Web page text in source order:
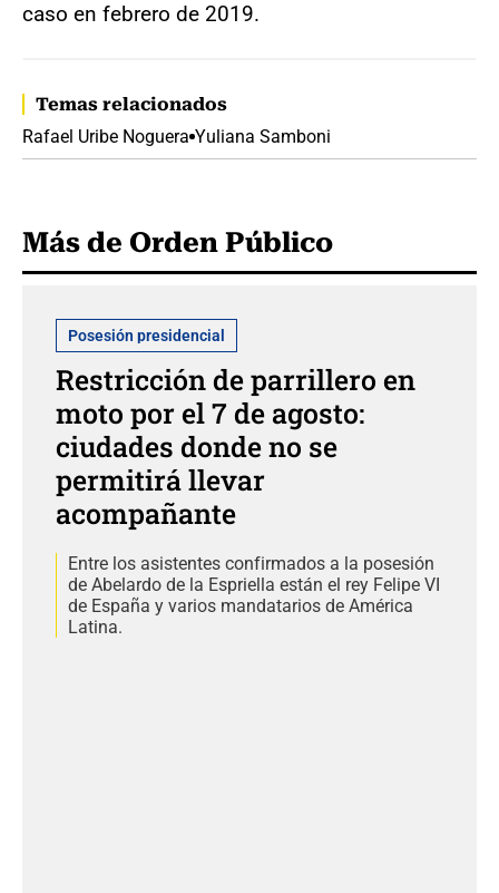
caso en febrero de 2019.
Temas relacionados
Rafael Uribe Noguera Yuliana Samboni
Más de Orden Público
Posesión presidencial
Restricción de parrillero en
moto por el 7 de agosto:
ciudades donde no se
permitirá llevar
acompañante
Entre los asistentes confirmados a la posesión
de Abelardo de la Espriella están el rey Felipe VI
de España y varios mandatarios de América
Latina.